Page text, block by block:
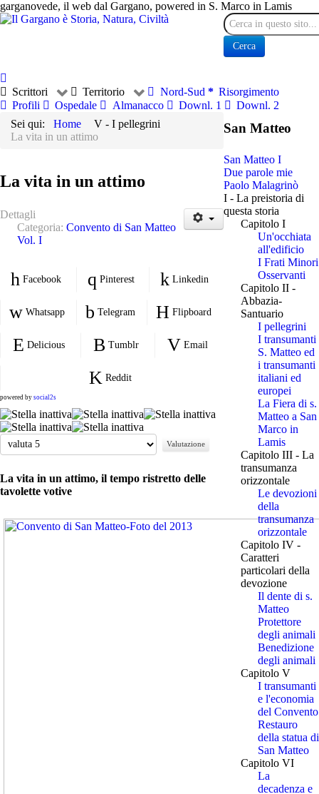
garganovede, il web dal Gargano, powered in S. Marco in Lamis
Cerca
Cerca
Scrittori Territorio Nord-Sud
Risorgimento
Profili
Ospedale Almanacco Downl. 1
Downl. 2
Sei qui:
Home
V - I pellegrini
La vita in un attimo
La vita in un attimo
Dettagli
Categoria: Convento di San Matteo
Vol. I
Facebook Pinterest Linkedin
Whatsapp Telegram Flipboard
Delicious Tumblr Email
Reddit
powered by social2s
Valuta
La vita in un attimo, il tempo ristretto delle
tavolette votive
San Matteo
San Matteo I
Due parole mie
Paolo Malagrinò
I - La preistoria di
questa storia
Capitolo I
Un'occhiata
all'edificio
I Frati Minori
Osservanti
Capitolo II -
Abbazia-
Santuario
I pellegrini
I transumanti
S. Matteo ed
i transumanti
italiani ed
europei
La Fiera di s.
Matteo a San
Marco in
Lamis
Capitolo III - La
transumanza
orizzontale
Le devozioni
della
transumanza
orizzontale
Capitolo IV -
Caratteri
particolari della
devozione
Il dente di s.
Matteo
Protettore
degli animali
Benedizione
degli animali
Capitolo V
I transumanti
e l'economia
del Convento
Restauro
della statua di
San Matteo
Capitolo VI
La
decadenza e